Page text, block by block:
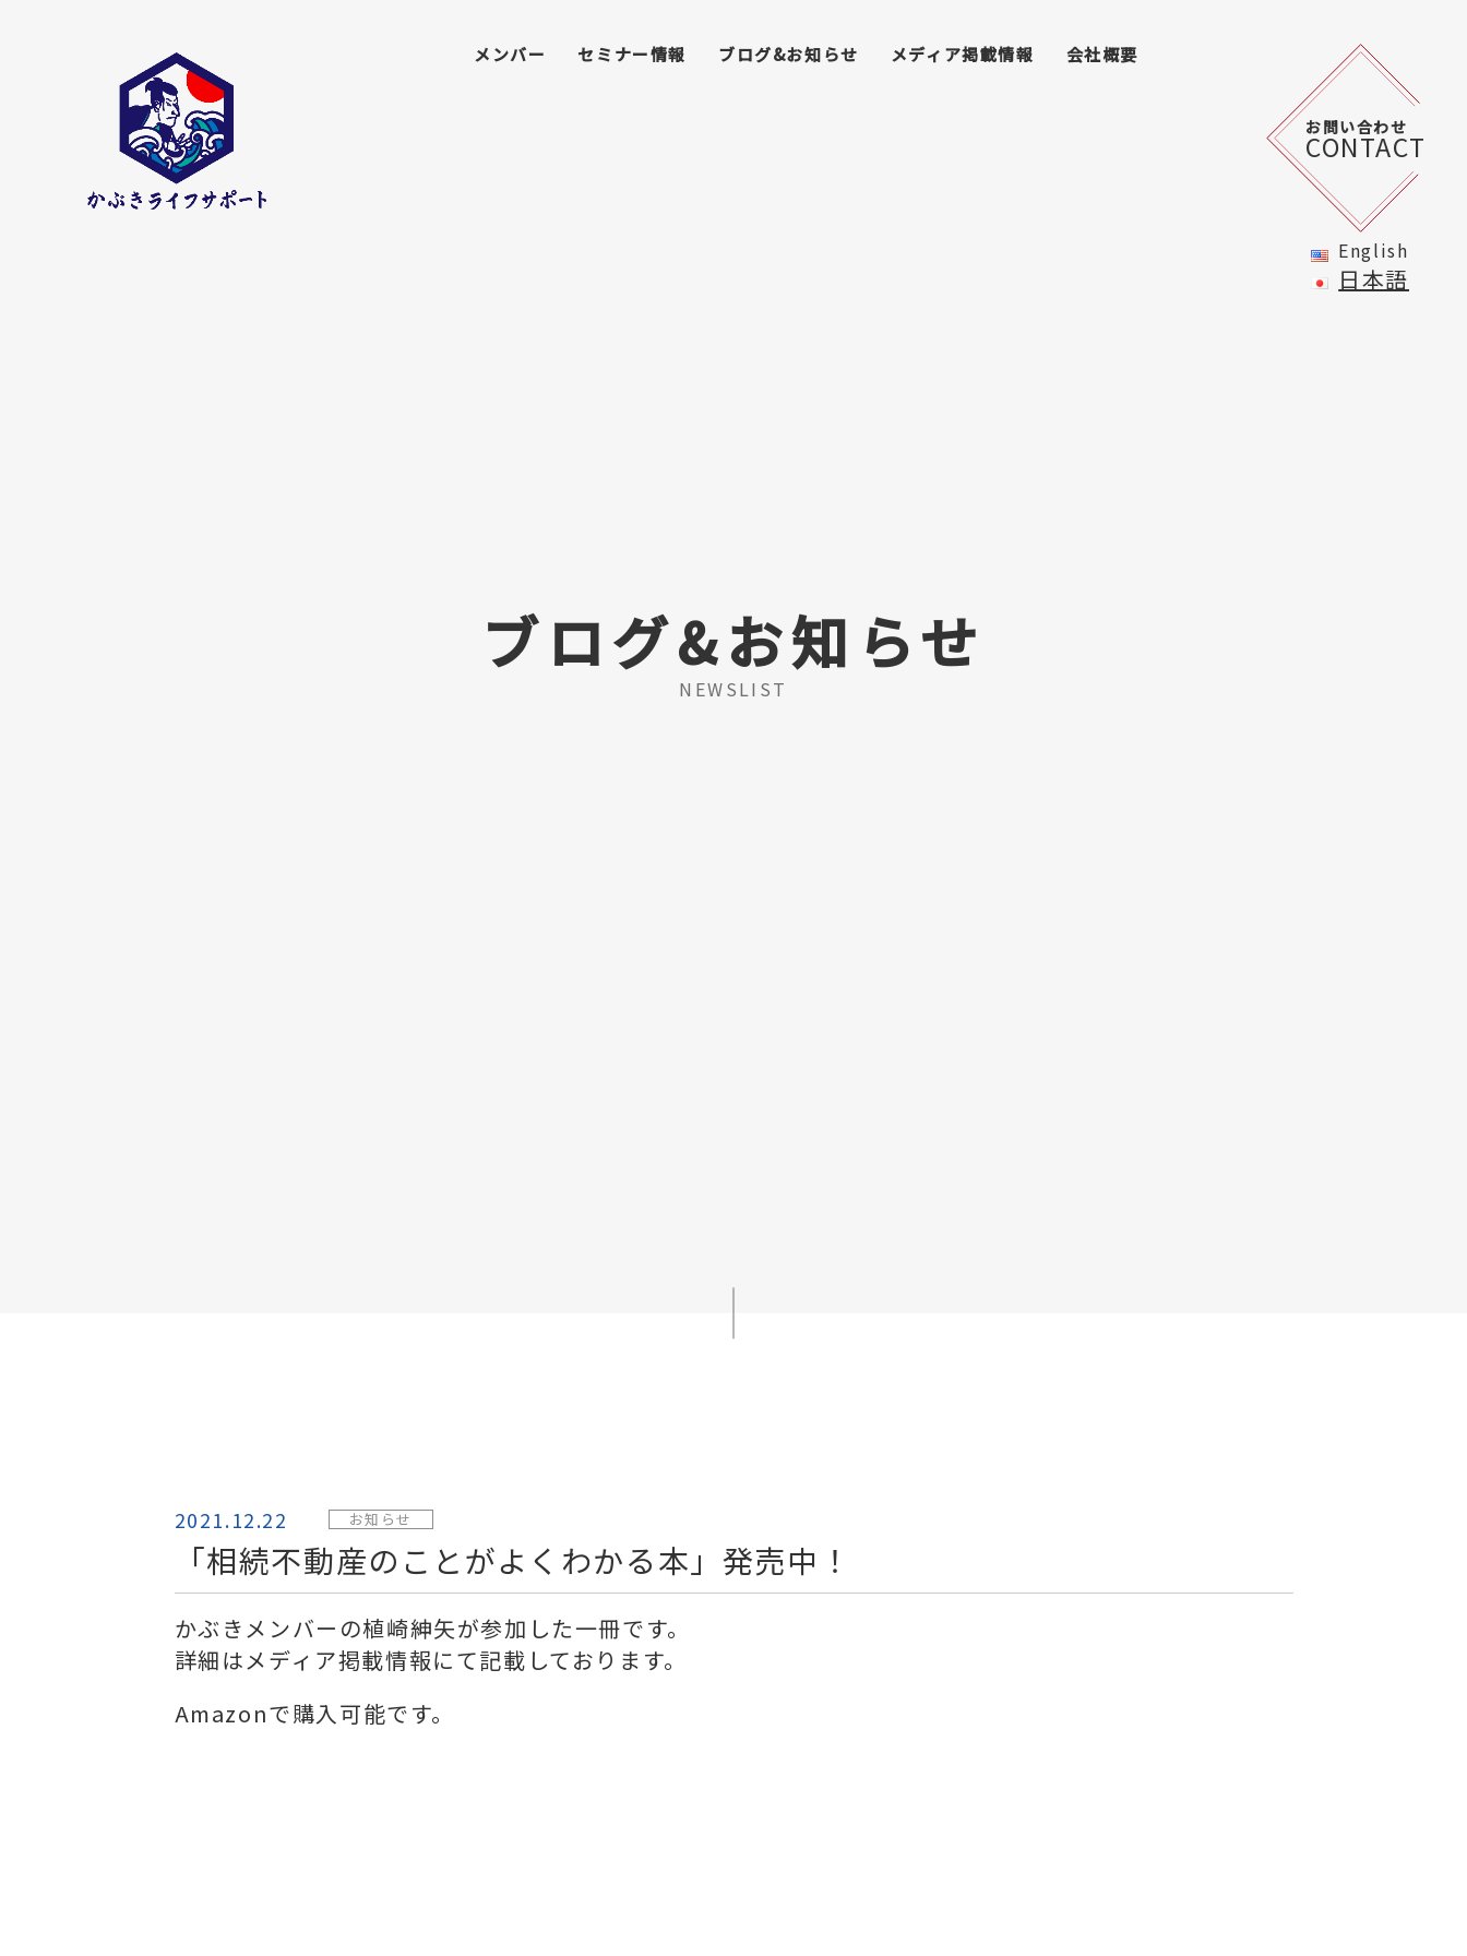
メンバー セミナー情報 ブログ&お知らせ メディア掲載情報 会社概要
お問い合わせ
CONTACT
English
日本語
ブログ&お知らせ
NEWSLIST
2021.12.22 お知らせ
「相続不動産のことがよくわかる本」発売中！
かぶきメンバーの植崎紳矢が参加した一冊です。
詳細はメディア掲載情報にて記載しております。
Amazonで購入可能です。